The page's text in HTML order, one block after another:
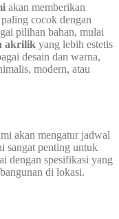
akan memberikan
cocok dengan
pilihan bahan, mulai
akrilik yang lebih estetis
desain dan warna,
modern, atau
akan mengatur jadwal
sangat penting untuk
dengan spesifikasi yang
di lokasi.